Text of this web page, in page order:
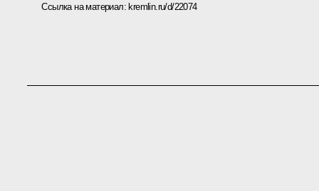
Ссылка на материал:kremlin.ru/d/22074